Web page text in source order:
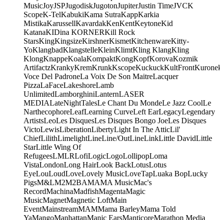
MusicJoyJSPJugodiskJugotonJupiterJustin TimeJVCK
ScopeK-TelKabukiKama SutraKappKarkia
MistikaKarussellKavardakKenKentKeytoneKid
KatanaKIDina KORNERKill Rock
StarsKingKingsizeKirshnerKismetKitchenwareKitty-
YoKlangbadKlangstelleKleinKlimtKling KlangKling
KlongKnappeKoalaKompaktKongKopfKorovaKozmik
ArtifactzKrankyKremKrunkKscopeKuckuckKultFront
Voce Del PadroneLa Voix De Son MaitreLacquer
PizzaLaFaceLakeshoreLamb
UnlimitedLamborghiniLanternLASER
MEDIALateNightTalesLe Chant Du MondeLe Jazz CoolLe
NarthecophoreLeafLearning CurveLeft EarLegacyLegendary
ArtistsLeoLes DisquesLes Disques Bongo JoeLes Disques
VictoLewisLiberationLibertyLight In The AtticLil'
ChiefLilithLimelightLineLine/OutLineLinkLittle DavidLittle
StarLittle Wing Of
RefugeesLMLRLofiLogicLogoLollipopLoma
VistaLondonLong HairLook BackLotusLotus
EyeLouLoudLoveLovely MusicLoveTapLuaka BopLucky
PigsM&LM2M2BAMAMA MusicMac's
RecordMachinaMadfishMagentaMagic
MusicMagnetMagnetic LoftMain
EventMainstreamMAMMama BarleyMama Told
YaMangoManhattanManic EarsManticoreMarathon Media